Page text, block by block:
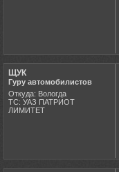
ЩУК
Гуру автомобилистов
Откуда: Вологда
ТС: УАЗ ПАТРИОТ
ЛИМИТЕТ